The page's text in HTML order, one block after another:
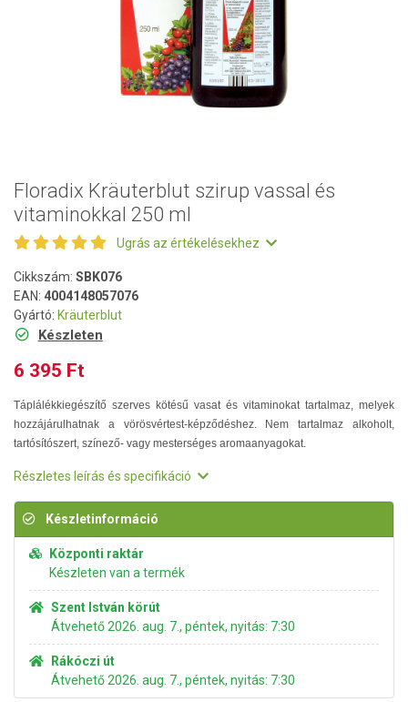
Floradix Kräuterblut szirup vassal és
vitaminokkal 250 ml
Ugrás az értékelésekhez
Cikkszám: SBK076
EAN: 4004148057076
Gyártó: Kräuterblut
Készleten
6 395 Ft
Táplálékkiegészítő szerves kötésű vasat és vitaminokat tartalmaz, melyek
hozzájárulhatnak a vörösvértest-képződéshez. Nem tartalmaz alkoholt,
tartósítószert, színező- vagy mesterséges aromaanyagokat.
Részletes leírás és specifikáció
Készletinformáció
Központi raktár
Készleten van a termék
Szent István körút
Átvehető 2026. aug. 7., péntek, nyitás: 7:30
Rákóczi út
Átvehető 2026. aug. 7., péntek, nyitás: 7:30